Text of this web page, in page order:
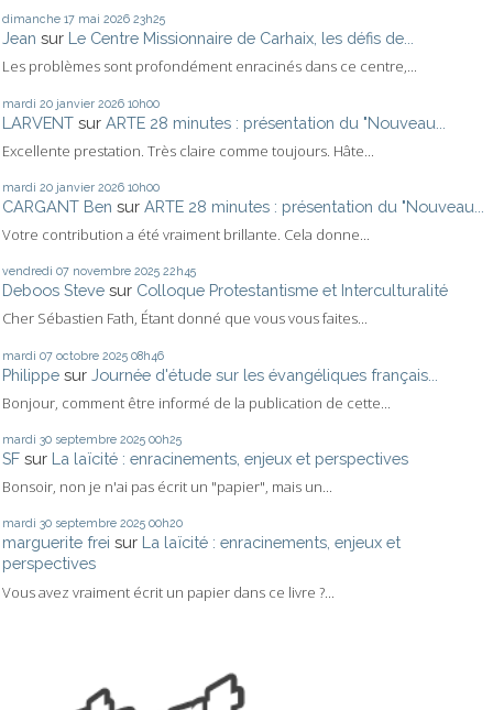
dimanche 17 mai 2026 23h25
Jean sur Le Centre Missionnaire de Carhaix, les défis de...
Les problèmes sont profondément enracinés dans ce centre,...
mardi 20 janvier 2026 10h00
LARVENT sur ARTE 28 minutes : présentation du "Nouveau...
Excellente prestation. Très claire comme toujours. Hâte...
mardi 20 janvier 2026 10h00
CARGANT Ben sur ARTE 28 minutes : présentation du "Nouveau...
Votre contribution a été vraiment brillante. Cela donne...
vendredi 07 novembre 2025 22h45
Deboos Steve sur Colloque Protestantisme et Interculturalité
Cher Sébastien Fath, Étant donné que vous vous faites...
mardi 07 octobre 2025 08h46
Philippe sur Journée d'étude sur les évangéliques français...
Bonjour, comment être informé de la publication de cette...
mardi 30 septembre 2025 00h25
SF sur La laïcité : enracinements, enjeux et perspectives
Bonsoir, non je n'ai pas écrit un "papier", mais un...
mardi 30 septembre 2025 00h20
marguerite frei sur La laïcité : enracinements, enjeux et
perspectives
Vous avez vraiment écrit un papier dans ce livre ?...